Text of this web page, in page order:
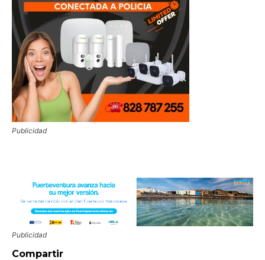
Publicidad
Publicidad
Compartir